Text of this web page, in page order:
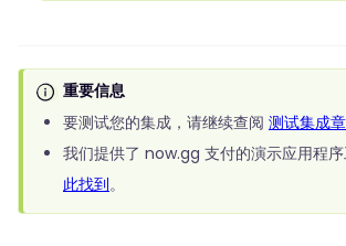
重要信息
要测试您的集成，请继续查阅 测试集成
我们提供了 now.gg 支付的演示应用程
此找到。